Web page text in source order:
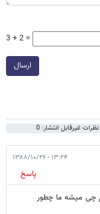
3 + 2 =
ارسال
نظرات غیرقابل انتشار: 0
۱۳:۲۴ - ۱۳۸۸/۱۰/۲۶
پاسخ
چی میشه ما چطور